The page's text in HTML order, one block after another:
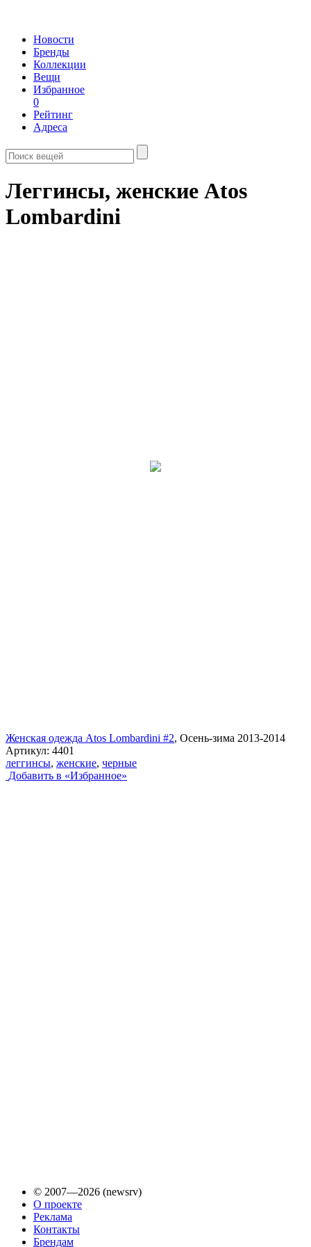
Новости
Бренды
Коллекции
Вещи
Избранное
0
Рейтинг
Адреса
Леггинсы, женские Atos
Lombardini
Женская одежда Atos Lombardini #2, Осень-зима 2013-2014
Артикул: 4401
леггинсы, женские, черные
Добавить в «Избранное»
© 2007—2026 (newsrv)
О проекте
Реклама
Контакты
Брендам